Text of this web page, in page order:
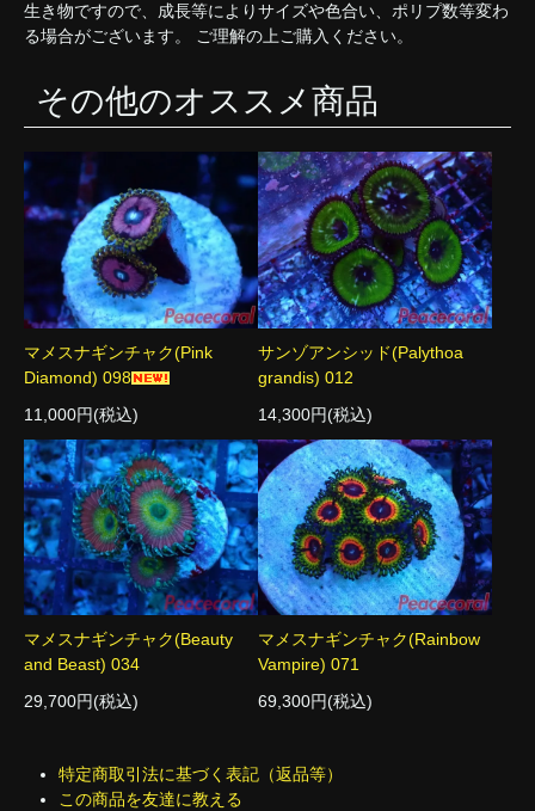
生き物ですので、成長等によりサイズや色合い、ポリプ数等変わ
る場合がございます。 ご理解の上ご購入ください。
その他のオススメ商品
マメスナギンチャク(Pink
Diamond) 098
11,000円(税込)
サンゾアンシッド(Palythoa
grandis) 012
14,300円(税込)
マメスナギンチャク(Beauty
and Beast) 034
29,700円(税込)
マメスナギンチャク(Rainbow
Vampire) 071
69,300円(税込)
特定商取引法に基づく表記（返品等）
この商品を友達に教える